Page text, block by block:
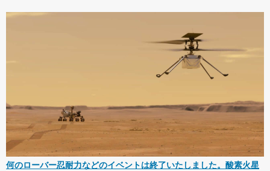
何のローバー忍耐力などのイベントは終了いたしました。酸素火星